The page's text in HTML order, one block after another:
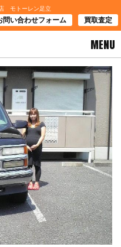
モトーレン足立
問い合わせフォーム 買取査定
MENU